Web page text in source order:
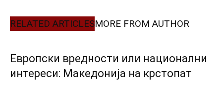
RELATED ARTICLESMORE FROM AUTHOR
Европски вредности или национални
интереси: Македонија на крстопат